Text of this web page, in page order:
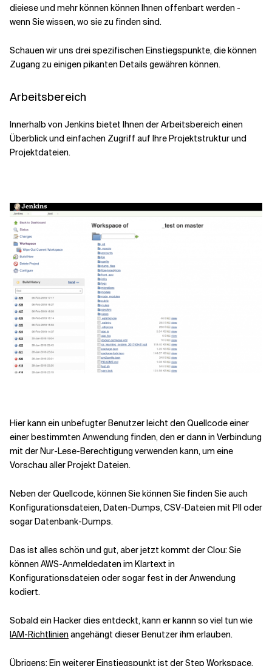
dieieseund mehr können können Ihnen offenbart werden -
wenn Sie wissen, wo sie zu finden sind.
Schauen wir uns dreispezifischen Einstiegspunkte, diekönnen
Zugang zu einigen pikanten Details gewähren können.
Arbeitsbereich
Innerhalb von Jenkins bietet Ihnen der Arbeitsbereich einen
Überblick und einfachen Zugriff auf Ihre Projektstruktur und
Projektdateien.
Hier kann ein unbefugter Benutzer leicht den Quellcode einer
einer bestimmten Anwendung finden, den er dann in Verbindung
mit der Nur-Lese-Berechtigung verwenden kann, um eine
Vorschau allerProjekt Dateien.
Neben derQuellcode, können Siekönnen Sie finden Sie auch
Konfigurationsdateien, Daten-Dumps, CSV-Dateien mit PII oder
sogarDatenbank-Dumps.
Das ist alles schön und gut, aber jetzt kommt der Clou: Sie
können AWS-Anmeldedaten im Klartext in
Konfigurationsdateien oder sogar fest in der Anwendung
kodiert.
Sobald ein Hacker dies entdeckt, kann erkannn so viel tun wie
IAM-Richtlinien angehängt dieser Benutzerihm erlauben.
Übrigens: Ein weiterer Einstiegspunkt ist der Step Workspace.